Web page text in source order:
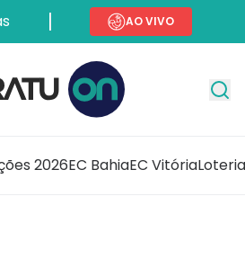
AO VIVO
2026EC BahiaEC Vitória